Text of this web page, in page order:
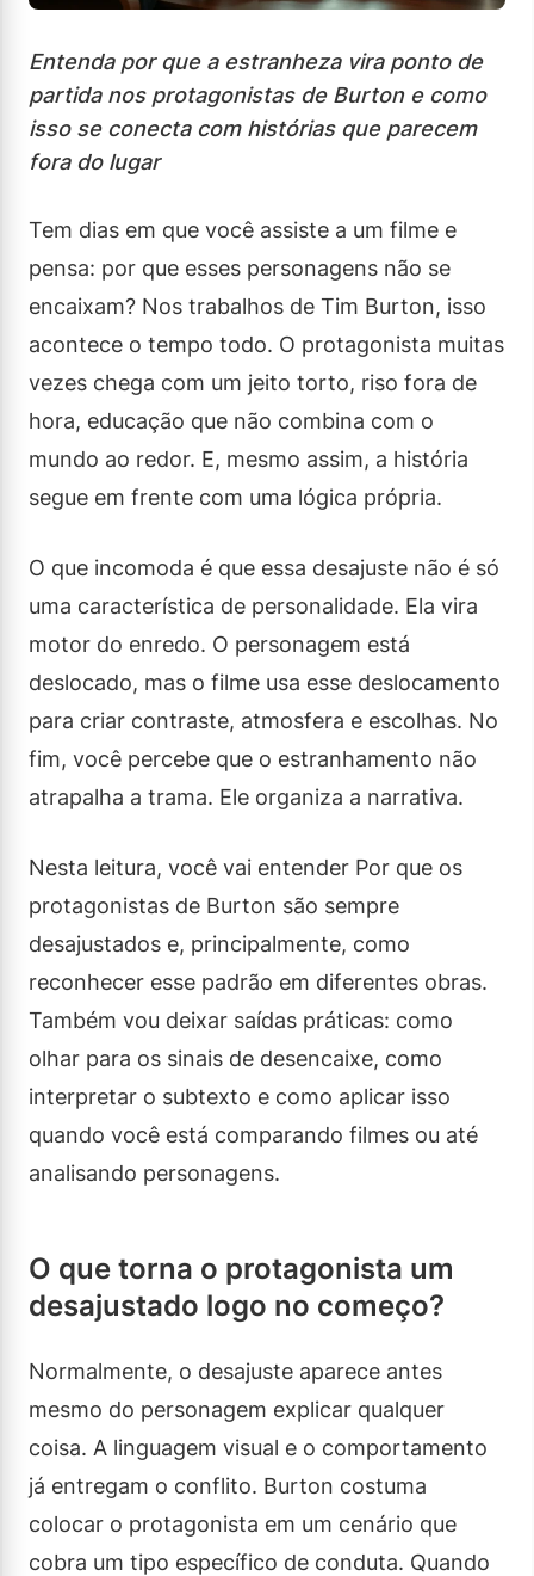
Entenda por que a estranheza vira ponto de
partida nos protagonistas de Burton e como
isso se conecta com histórias que parecem
fora do lugar
Tem dias em que você assiste a um filme e
pensa: por que esses personagens não se
encaixam? Nos trabalhos de Tim Burton, isso
acontece o tempo todo. O protagonista muitas
vezes chega com um jeito torto, riso fora de
hora, educação que não combina com o
mundo ao redor. E, mesmo assim, a história
segue em frente com uma lógica própria.
O que incomoda é que essa desajuste não é só
uma característica de personalidade. Ela vira
motor do enredo. O personagem está
deslocado, mas o filme usa esse deslocamento
para criar contraste, atmosfera e escolhas. No
fim, você percebe que o estranhamento não
atrapalha a trama. Ele organiza a narrativa.
Nesta leitura, você vai entender Por que os
protagonistas de Burton são sempre
desajustados e, principalmente, como
reconhecer esse padrão em diferentes obras.
Também vou deixar saídas práticas: como
olhar para os sinais de desencaixe, como
interpretar o subtexto e como aplicar isso
quando você está comparando filmes ou até
analisando personagens.
O que torna o protagonista um
desajustado logo no começo?
Normalmente, o desajuste aparece antes
mesmo do personagem explicar qualquer
coisa. A linguagem visual e o comportamento
já entregam o conflito. Burton costuma
colocar o protagonista em um cenário que
cobra um tipo específico de conduta. Quando